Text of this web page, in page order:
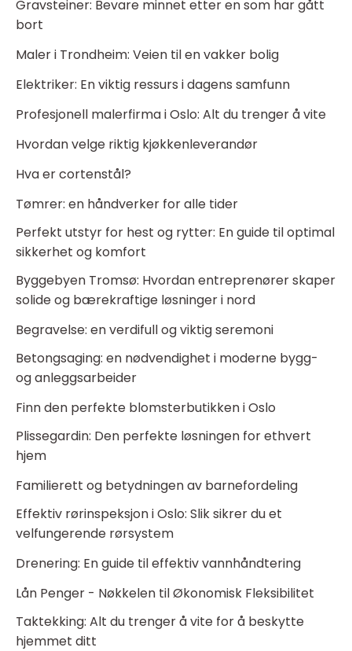
Gravsteiner: Bevare minnet etter en som har gått
bort
Maler i Trondheim: Veien til en vakker bolig
Elektriker: En viktig ressurs i dagens samfunn
Profesjonell malerfirma i Oslo: Alt du trenger å vite
Hvordan velge riktig kjøkkenleverandør
Hva er cortenstål?
Tømrer: en håndverker for alle tider
Perfekt utstyr for hest og rytter: En guide til optimal
sikkerhet og komfort
Byggebyen Tromsø: Hvordan entreprenører skaper
solide og bærekraftige løsninger i nord
Begravelse: en verdifull og viktig seremoni
Betongsaging: en nødvendighet i moderne bygg-
og anleggsarbeider
Finn den perfekte blomsterbutikken i Oslo
Plissegardin: Den perfekte løsningen for ethvert
hjem
Familierett og betydningen av barnefordeling
Effektiv rørinspeksjon i Oslo: Slik sikrer du et
velfungerende rørsystem
Drenering: En guide til effektiv vannhåndtering
Lån Penger - Nøkkelen til Økonomisk Fleksibilitet
Taktekking: Alt du trenger å vite for å beskytte
hjemmet ditt